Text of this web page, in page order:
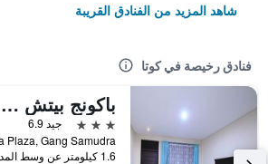
شاهد المزيد من الفنادق القريبة
فنادق رخيصة في كوتا
باكونج بيتش ريزورت
3 نجوم
جيد 6.9
1.6 كيلومتر عن وسط المدينة